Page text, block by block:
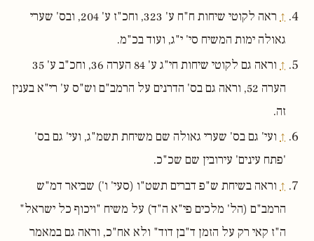
↑
ראה לקוטי שיחות ח"ח ע' 323, וחכ"ז ע' 204, ובס' שערי
גאולה ימות המשיח סי' י"ג, ועוד בכ"מ.
↑
וראה גם לקוטי שיחות חי"ג ע' 84 הערה 36, וחכ"ב ע' 35
הערה 52, וראה גם בס' הדרנים על הרמב"ם וש"ס ע' רי"א בענין
זה.
↑ ועי' גם בס' שערי גאולה שם משיחת תשמ"ג, ועי' גם בס'
'פתח עינים' עירובין שם שכ"כ.
↑ וראה בשיחת ש"פ דברים תשט"ו (סעי' ו') שביאר דמ"ש
הרמב"ם (הל' מלכים פי"א ה"ד) על משיח "ויכוף כל ישראל"
ה"ז קאי רק על הזמן ד"בן דוד" ולא אח"כ, וראה גם במאמר